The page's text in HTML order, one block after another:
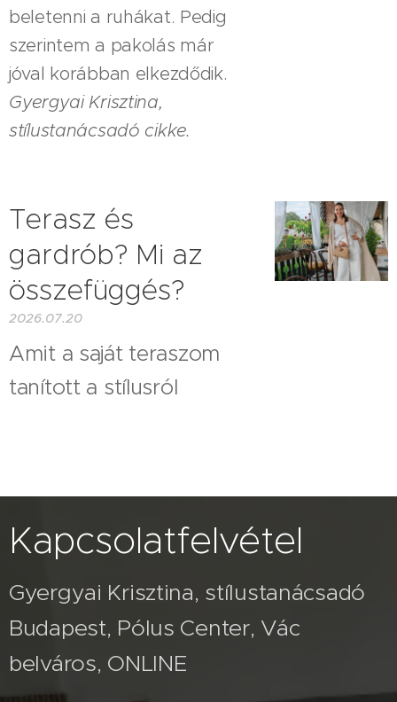
beletenni a ruhákat. Pedig
szerintem a pakolás már
jóval korábban elkezdődik.
Gyergyai Krisztina,
stílustanácsadó cikke.
Terasz és
gardrób? Mi az
összefüggés?
2026.07.20
Amit a saját teraszom
tanított a stílusról
Kapcsolatfelvétel
Gyergyai Krisztina, stílustanácsadó
Budapest, Pólus Center, Vác
belváros, ONLINE